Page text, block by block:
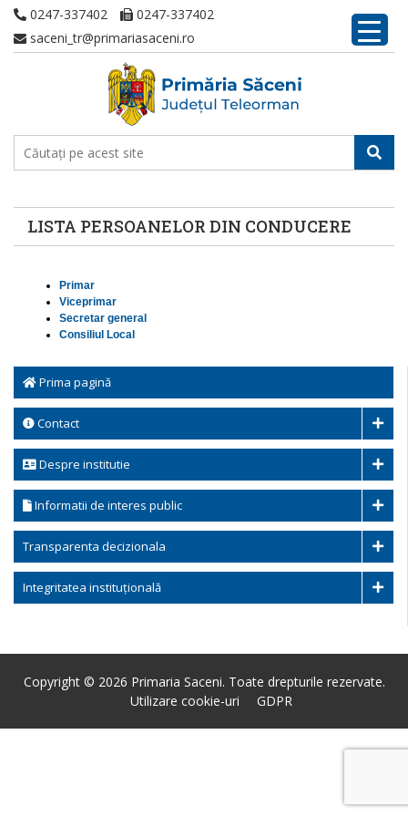
0247-337402
0247-337402
saceni_tr@primariasaceni.ro
LISTA PERSOANELOR DIN CONDUCERE
Prima pagină
Contact
Despre institutie
Informatii de interes public
Transparenta decizionala
Integritatea instituțională
Primar
Viceprimar
Secretar general
Consiliul Local
Copyright © 2026 Primaria Saceni. Toate drepturile rezervate.
Utilizare cookie-uri
GDPR